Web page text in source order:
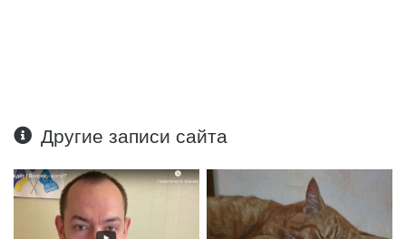
Другие записи сайта